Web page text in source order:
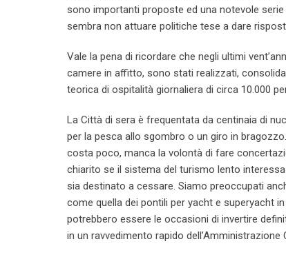
sono importanti proposte ed una notevole
sembra non attuare politiche tese a dare
Vale la pena di ricordare che negli ultimi
camere in affitto, sono stati realizzati,
teorica di ospitalità giornaliera di circa 10.000
La Città di sera è frequentata da centinaia di
per la pesca allo sgombro o un giro in
costa poco, manca la volontà di fare
chiarito se il sistema del turismo lento
sia destinato a cessare. Siamo preoccupati
come quella dei pontili per yacht e superyacht
potrebbero essere le occasioni di invertire
in un ravvedimento rapido